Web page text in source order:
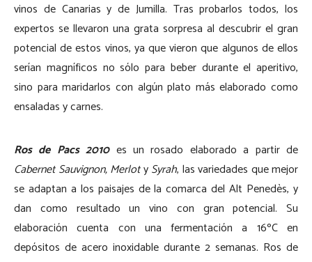
vinos de Canarias y de Jumilla. Tras probarlos todos, los
expertos se llevaron una grata sorpresa al descubrir el gran
potencial de estos vinos, ya que vieron que algunos de ellos
serían magníficos no sólo para beber durante el aperitivo,
sino para maridarlos con algún plato más elaborado como
ensaladas y carnes.
Ros de Pacs 2010es un rosado elaborado a partir de
Cabernet Sauvignon, MerlotySyrah, las variedades que mejor
se adaptan a los paisajes de la comarca del Alt Penedès, y
dan como resultado un vino con gran potencial. Su
elaboración cuenta con una fermentación a 16ºC en
depósitos de acero inoxidable durante 2 semanas. Ros de